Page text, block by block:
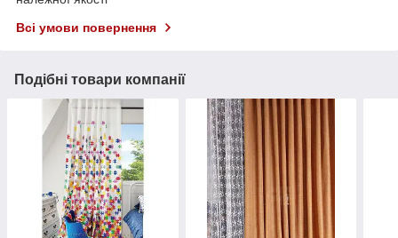
Всі умови повернення
Подібні товари компанії